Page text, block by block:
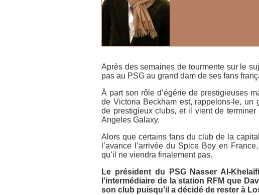
Après des semaines de tourmente sur le
pas au PSG au grand dam de ses fans
À part son rôle d’égérie de prestigieuses
de Victoria Beckham est, rappelons-le,
de prestigieux clubs, et il vient de
Angeles Galaxy.
Alors que certains fans du club de la
l’avance l’arrivée du Spice Boy en
qu’il ne viendra finalement pas.
Le président du PSG Nasser Al-
l’intermédiaire de la station RFM que
son club puisqu’il a décidé de rester à